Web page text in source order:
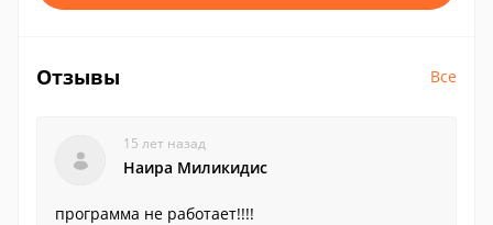
Отзывы Все
15 лет назад
Наира Миликидис
программа не работает!!!!